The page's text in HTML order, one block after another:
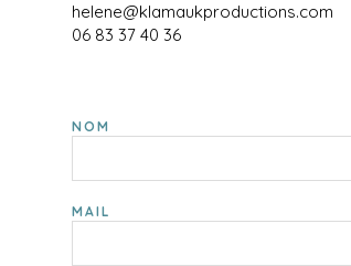
helene@klamaukproductions.com
06 83 37 40 36
NOM
MAIL